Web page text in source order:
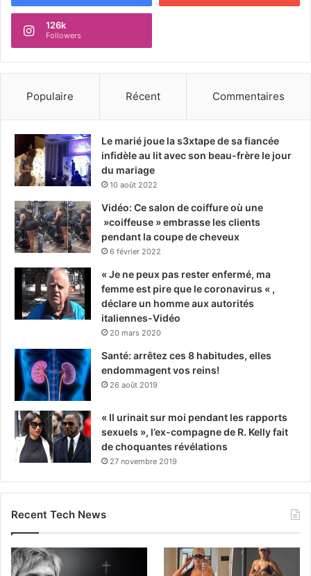
126k
Followers
Populaire Récent Commentaires
Le marié joue la s3xtape de sa fiancée
infidèle au lit avec son beau-frère le jour
du mariage
10 août 2022
Vidéo: Ce salon de coiffure où une
»coiffeuse » embrasse les clients
pendant la coupe de cheveux
6 février 2022
« Je ne peux pas rester enfermé, ma
femme est pire que le coronavirus « ,
déclare un homme aux autorités
italiennes-Vidéo
20 mars 2020
Santé: arrêtez ces 8 habitudes, elles
endommagent vos reins!
26 août 2019
« Il urinait sur moi pendant les rapports
sexuels », l’ex-compagne de R. Kelly fait
de choquantes révélations
27 novembre 2019
Recent Tech News